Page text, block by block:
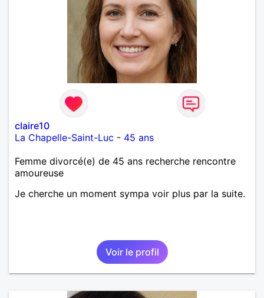
claire10
La Chapelle-Saint-Luc - 45 ans
Femme divorcé(e) de 45 ans recherche rencontre
amoureuse
Je cherche un moment sympa voir plus par la suite.
Voir le profil